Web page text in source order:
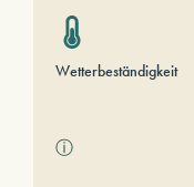
Wetterbeständigkeit
ⓘ